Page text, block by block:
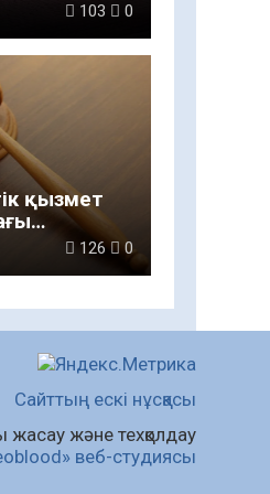
шараға
103 0
қызмет
126 0
Сайттың ескі нұсқасы
жасау және техқолдау
веб-студиясы